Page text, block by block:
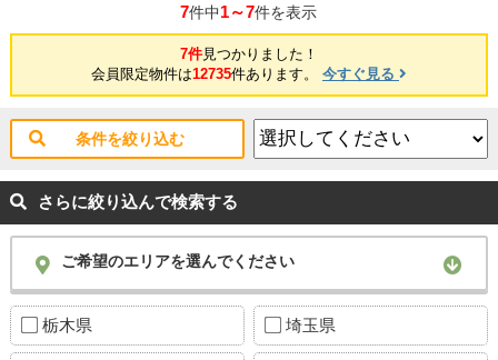
7件中1～7件を表示
7件見つかりました！
会員限定物件は12735件あります。 今すぐ見る
条件を絞り込む
さらに絞り込んで検索する
ご希望のエリアを選んでください
栃木県 埼玉県